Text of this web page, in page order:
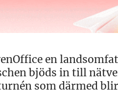
en
bjöds in till
som därmed